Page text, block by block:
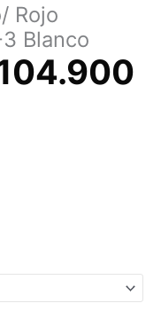
Rojo
Blanco